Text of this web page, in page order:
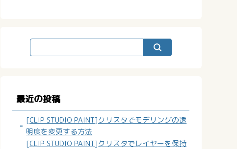
最近の投稿
[CLIP STUDIO PAINT]クリスタでモデリングの透
明度を変更する方法
[CLIP STUDIO PAINT]クリスタでレイヤーを保持